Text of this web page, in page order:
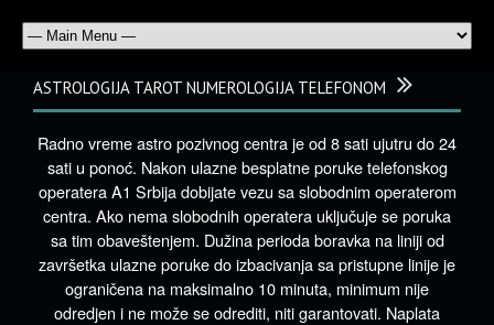
ASTROLOGIJA TAROT NUMEROLOGIJA TELEFONOM
Radno vreme astro pozivnog centra je od 8 sati ujutru do 24
sati u ponoć. Nakon ulazne besplatne poruke telefonskog
operatera A1 Srbija dobijate vezu sa slobodnim operaterom
centra. Ako nema slobodnih operatera uključuje se poruka
sa tim obaveštenjem. Dužina perioda boravka na liniji od
završetka ulazne poruke do izbacivanja sa pristupne linije je
ograničena na maksimalno 10 minuta, minimum nije
odredjen i ne može se odrediti, niti garantovati. Naplata